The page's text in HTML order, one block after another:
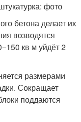
фото
бетона делает их
возводятся
кв м уйдёт 2
размерами
Сокращает
поддаются